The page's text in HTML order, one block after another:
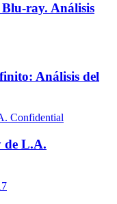
ray. Análisis
Análisis del
de L.A.